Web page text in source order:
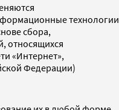
технологии
сбора,
относящихся
«Интернет»,
Федерации)